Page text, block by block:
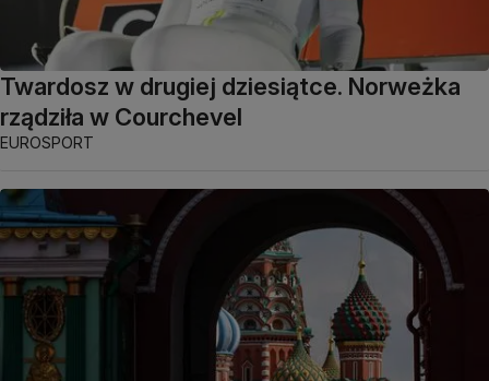
Twardosz w drugiej dziesiątce. Norweżka
rządziła w Courchevel
EUROSPORT